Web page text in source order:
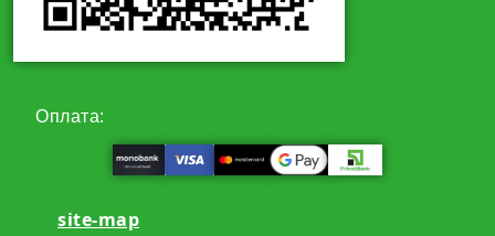
Оплата:
site-map